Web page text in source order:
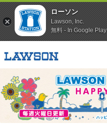
ローソン
Lawson, Inc.
無料 - In Google Play